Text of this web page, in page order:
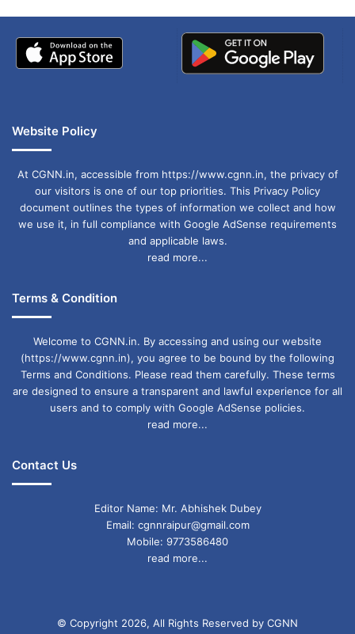
Website Policy
At CGNN.in, accessible from https://www.cgnn.in, the privacy of
our visitors is one of our top priorities. This Privacy Policy
document outlines the types of information we collect and how
we use it, in full compliance with Google AdSense requirements
and applicable laws.
read more...
Terms & Condition
Welcome to CGNN.in. By accessing and using our website
(https://www.cgnn.in), you agree to be bound by the following
Terms and Conditions. Please read them carefully. These terms
are designed to ensure a transparent and lawful experience for all
users and to comply with Google AdSense policies.
read more...
Contact Us
Editor Name: Mr. Abhishek Dubey
Email: cgnnraipur@gmail.com
Mobile: 9773586480
read more...
© Copyright 2026, All Rights Reserved by CGNN